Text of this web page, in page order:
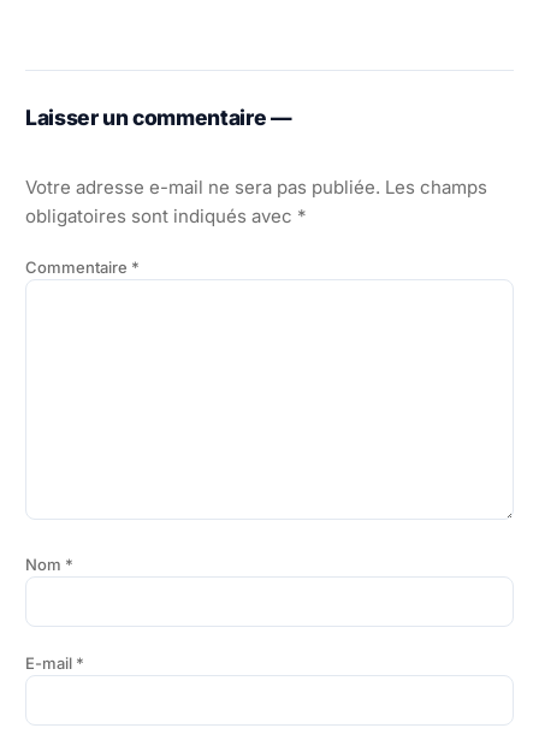
Laisser un commentaire —
Votre adresse e-mail ne sera pas publiée. Les champs
obligatoires sont indiqués avec *
Commentaire *
Nom *
E-mail *